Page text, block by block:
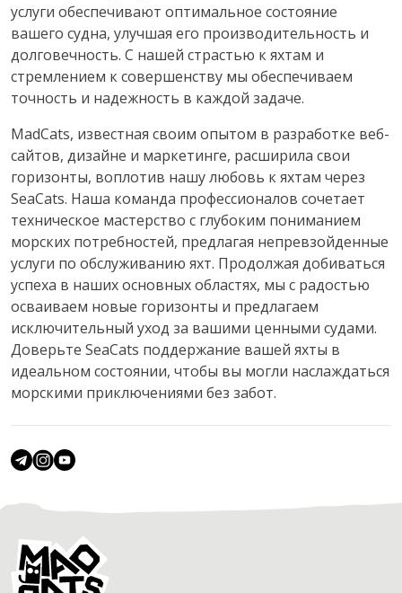
услуги обеспечивают оптимальное состояние
вашего судна, улучшая его производительность и
долговечность. С нашей страстью к яхтам и
стремлением к совершенству мы обеспечиваем
точность и надежность в каждой задаче.
MadCats, известная своим опытом в разработке веб-
сайтов, дизайне и маркетинге, расширила свои
горизонты, воплотив нашу любовь к яхтам через
SeaCats. Наша команда профессионалов сочетает
техническое мастерство с глубоким пониманием
морских потребностей, предлагая непревзойденные
услуги по обслуживанию яхт. Продолжая добиваться
успеха в наших основных областях, мы с радостью
осваиваем новые горизонты и предлагаем
исключительный уход за вашими ценными судами.
Доверьте SeaCats поддержание вашей яхты в
идеальном состоянии, чтобы вы могли наслаждаться
морскими приключениями без забот.